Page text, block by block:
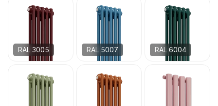
RAL 3005 RAL 5007 RAL 6004